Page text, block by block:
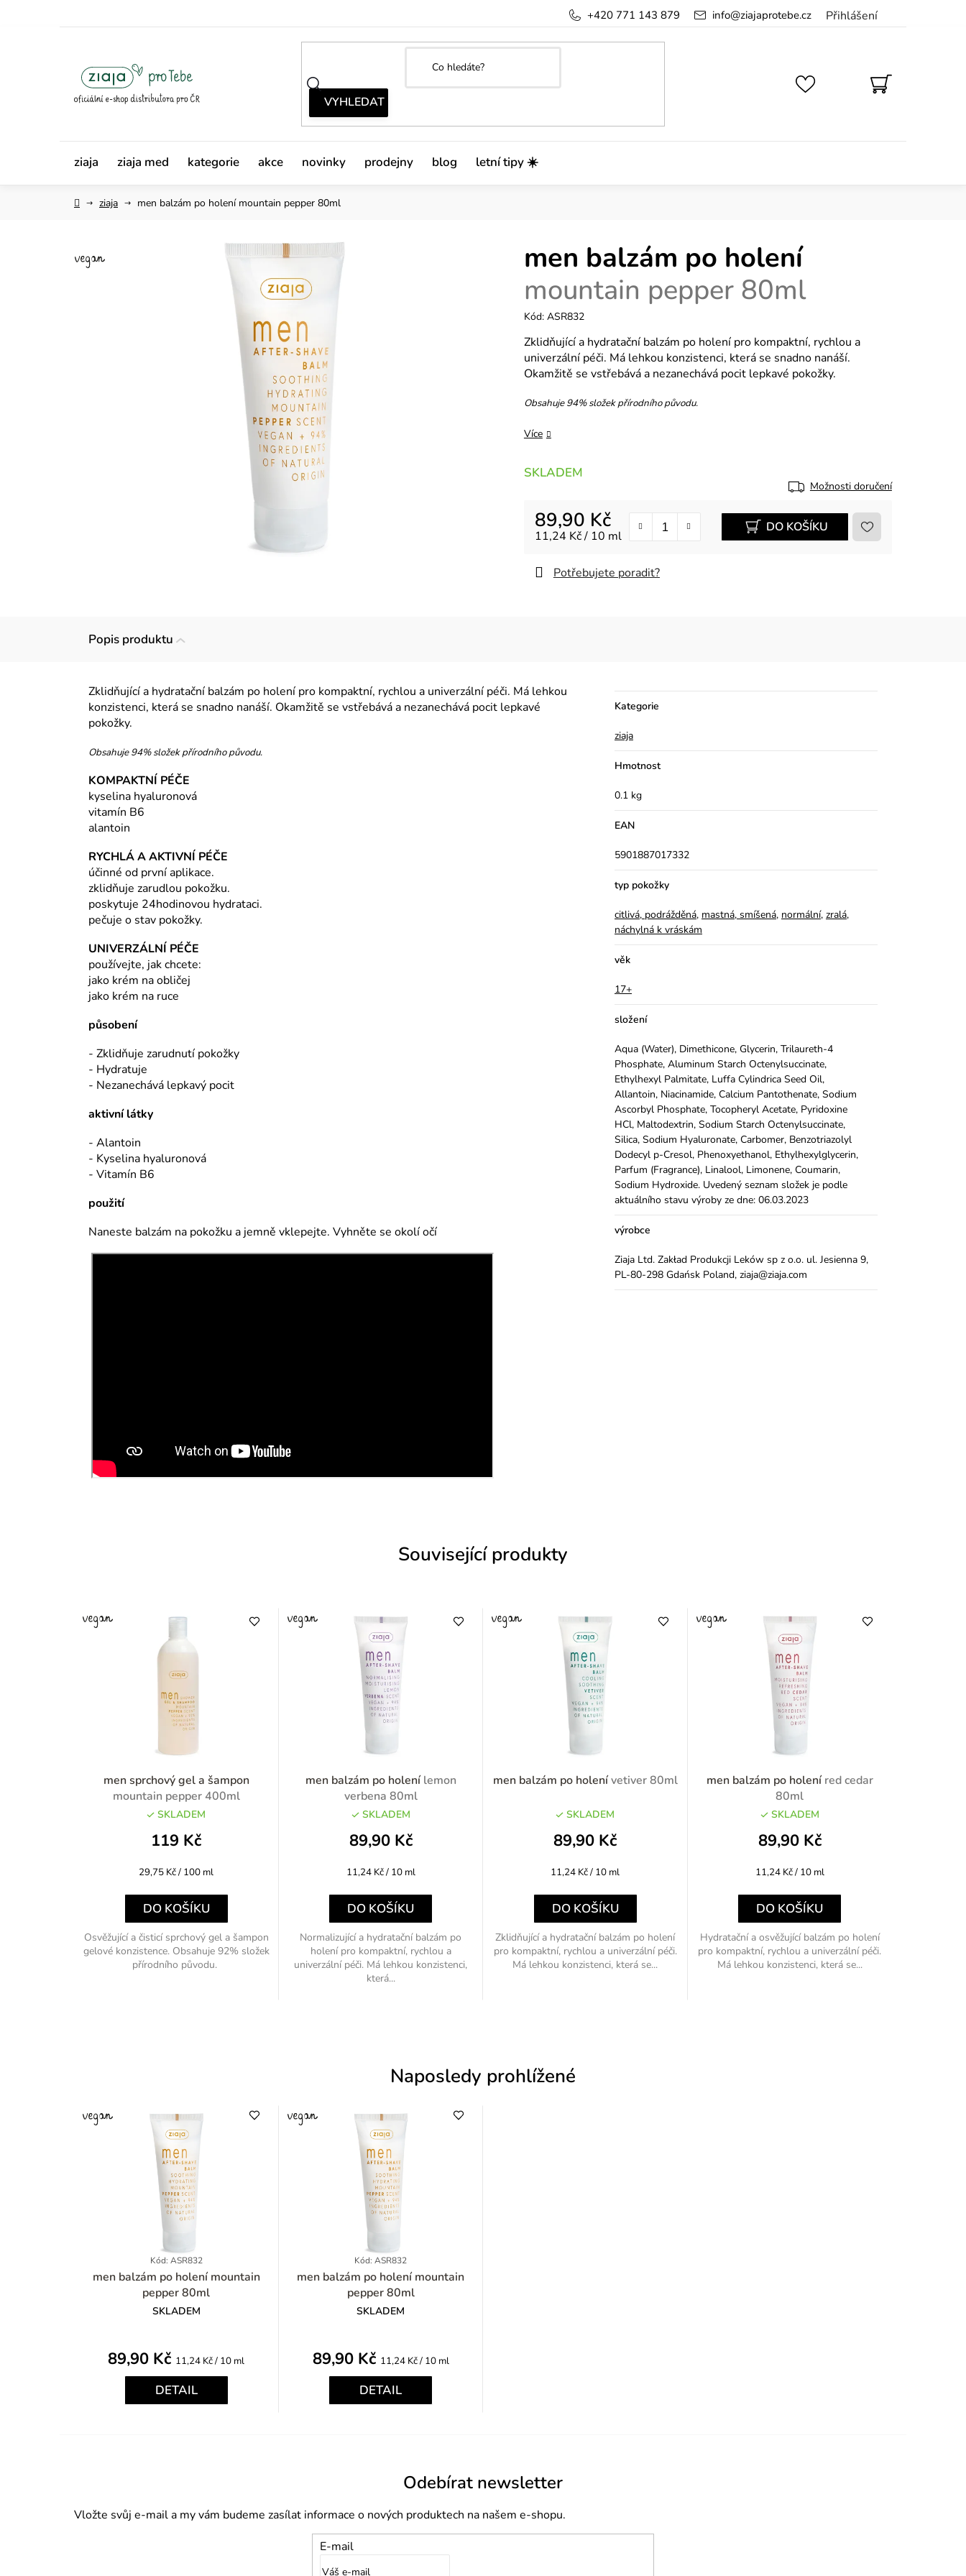
Přihlášení
info@ziajaprotebe.cz
+420 771 143 879
NÁKUPNÍ
KOŠÍK
ziaja ziaja med kategorie akce novinky prodejny blog letní tipy ☀️
Domůziaja men balzám po holení mountain pepper 80ml
men balzám po holení
mountain pepper 80ml
Kód: ASR832
Zklidňující a hydratační balzám po holení pro kompaktní, rychlou a
univerzální péči. Má lehkou konzistenci, která se snadno nanáší.
Okamžitě se vstřebává a nezanechává pocit lepkavé pokožky.
Obsahuje 94% složek přírodního původu.
Více
SKLADEM
Možnosti doručení
89,90 Kč
Měrná cena:
11,24 Kč / 10 ml
DO KOŠÍKU
Potřebujete poradit?
Popis produktu
Zklidňující a hydratační balzám po holení pro kompaktní, rychlou a univerzální péči. Má lehkou
konzistenci, která se snadno nanáší. Okamžitě se vstřebává a nezanechává pocit lepkavé
pokožky.
Obsahuje 94% složek přírodního původu.
KOMPAKTNÍ PÉČE
kyselina hyaluronová
vitamín B6
alantoin
RYCHLÁ A AKTIVNÍ PÉČE
účinné od první aplikace.
zklidňuje zarudlou pokožku.
poskytuje 24hodinovou hydrataci.
pečuje o stav pokožky.
UNIVERZÁLNÍ PÉČE
používejte, jak chcete:
jako krém na obličej
jako krém na ruce
působení
- Zklidňuje zarudnutí pokožky
- Hydratuje
- Nezanechává lepkavý pocit
aktivní látky
- Alantoin
- Kyselina hyaluronová
- Vitamín B6
použití
Naneste balzám na pokožku a jemně vklepejte. Vyhněte se okolí očí
Kategorie
ziaja
Hmotnost
0.1 kg
EAN
5901887017332
typ pokožky
citlivá, podrážděná, mastná, smíšená, normální, zralá,
náchylná k vráskám
věk
17+
složení
Aqua (Water), Dimethicone, Glycerin, Trilaureth-4
Phosphate, Aluminum Starch Octenylsuccinate,
Ethylhexyl Palmitate, Luffa Cylindrica Seed Oil,
Allantoin, Niacinamide, Calcium Pantothenate, Sodium
Ascorbyl Phosphate, Tocopheryl Acetate, Pyridoxine
HCl, Maltodextrin, Sodium Starch Octenylsuccinate,
Silica, Sodium Hyaluronate, Carbomer, Benzotriazolyl
Dodecyl p-Cresol, Phenoxyethanol, Ethylhexylglycerin,
Parfum (Fragrance), Linalool, Limonene, Coumarin,
Sodium Hydroxide. Uvedený seznam složek je podle
aktuálního stavu výroby ze dne: 06.03.2023
výrobce
Ziaja Ltd. Zakład Produkcji Leków sp z o.o. ul. Jesienna 9,
PL-80-298 Gdańsk Poland, ziaja@ziaja.com
Související produkty
men sprchový gel a šampon
mountain pepper 400ml
SKLADEM
119 Kč
Měrná
29,75 Kč / 100 ml
DO KOŠÍKU
Osvěžující a čisticí sprchový gel a šampon
gelové konzistence. Obsahuje 92% složek
přírodního původu.
men balzám po holenílemon
verbena 80ml
SKLADEM
89,90 Kč
Měrná
11,24 Kč / 10 ml
DO KOŠÍKU
Normalizující a hydratační balzám po
holení pro kompaktní, rychlou a
univerzální péči. Má lehkou konzistenci,
která...
men balzám po holenívetiver 80ml
SKLADEM
89,90 Kč
Měrná
11,24 Kč / 10 ml
DO KOŠÍKU
Zklidňující a hydratační balzám po holení
pro kompaktní, rychlou a univerzální péči.
Má lehkou konzistenci, která se...
men balzám po holeníred cedar
80ml
SKLADEM
89,90 Kč
Měrná
11,24 Kč / 10 ml
DO KOŠÍKU
Hydratační a osvěžující balzám po holení
pro kompaktní, rychlou a univerzální péči.
Má lehkou konzistenci, která se...
Naposledy prohlížené
Kód: ASR832
men balzám po holení mountain
pepper 80ml
SKLADEM
89,90 Kč Měrná
cena:
11,24 Kč / 10 ml
DETAIL
Kód: ASR832
men balzám po holení mountain
pepper 80ml
SKLADEM
89,90 Kč Měrná
cena:
11,24 Kč / 10 ml
DETAIL
Odebírat newsletter
Vložte svůj e-mail a my vám budeme zasílat informace o nových produktech na našem e-shopu.
E-mail